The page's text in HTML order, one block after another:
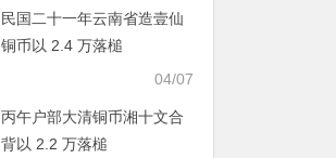
民国二十一年云南省造壹仙
铜币以 2.4 万落槌
04/07
丙午户部大清铜币湘十文合
背以 2.2 万落槌